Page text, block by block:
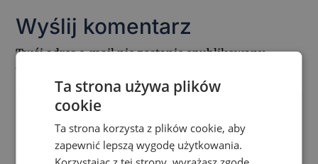
Wyślij komentarz
Twój adres e-mail nie zostanie opublikowany.
Wymagane pola są oznaczone
Ta strona używa plików
cookie
Ta strona korzysta z plików cookie, aby
zapewnić lepszą wygodę użytkowania.